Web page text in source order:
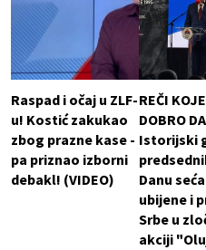
Raspad i očaj u ZLF-
u! Kostić zakukao
zbog prazne kase -
pa priznao izborni
debakl! (VIDEO)
REČI
DOBRO
Istorijski
Danu
ubijene i
Srbe u
akciji